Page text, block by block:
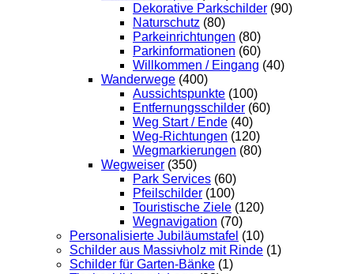
Dekorative Parkschilder (90)
Naturschutz (80)
Parkeinrichtungen (80)
Parkinformationen (60)
Willkommen / Eingang (40)
Wanderwege (400)
Aussichtspunkte (100)
Entfernungsschilder (60)
Weg Start / Ende (40)
Weg-Richtungen (120)
Wegmarkierungen (80)
Wegweiser (350)
Park Services (60)
Pfeilschilder (100)
Touristische Ziele (120)
Wegnavigation (70)
Personalisierte Jubiläumstafel (10)
Schilder aus Massivholz mit Rinde (1)
Schilder für Garten-Bänke (1)